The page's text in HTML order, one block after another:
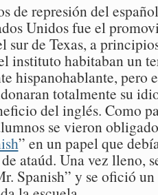
de represión del
Unidos fue el
sur de Texas, a
instituto habitaban un
hispanohablante, pero
totalmente su
del inglés. Como
se vieron
” en un papel que
ataúd. Una vez lleno,
Spanish” y se ofició